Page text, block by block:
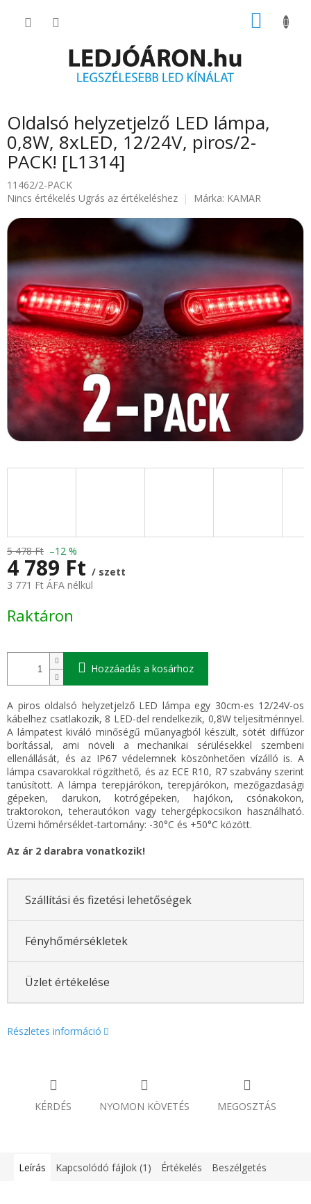
KOSÁR
Oldalsó helyzetjelző LED lámpa,
0,8W, 8xLED, 12/24V, piros/2-
PACK! [L1314]
11462/2-PACK
A
átlagos
ből
csillag.
Nincs értékelés Ugrás az értékeléshez Márka: KAMAR
5 478 Ft –12 %
4 789 Ft / szett
3 771 Ft ÁFA nélkül
Raktáron
Hozzáadás a kosárhoz
A piros oldalsó helyzetjelző LED lámpa egy 30cm-es 12/24V-os
kábelhez csatlakozik, 8 LED-del rendelkezik, 0,8W teljesítménnyel.
A lámpatest kiváló minőségű műanyagból készült, sötét diffúzor
borítással, ami növeli a mechanikai sérülésekkel szembeni
ellenállását, és az IP67 védelemnek köszönhetően vízálló is. A
lámpa csavarokkal rögzíthető, és az ECE R10, R7 szabvány szerint
tanúsított. A lámpa terepjárókon, terepjárókon, mezőgazdasági
gépeken, darukon, kotrógépeken, hajókon, csónakokon,
traktorokon, teherautókon vagy tehergépkocsikon használható.
Üzemi hőmérséklet-tartomány: -30°C és +50°C között.
Az ár 2 darabra vonatkozik!
Szállítási és fizetési lehetőségek
Fényhőmérsékletek
Üzlet értékelése
Részletes információ
KÉRDÉS NYOMON KÖVETÉS MEGOSZTÁS
Leírás Kapcsolódó fájlok (1) Értékelés Beszélgetés